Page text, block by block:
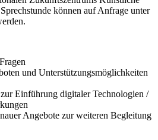
können auf Anfrage unter
und Unterstützungsmöglichkeiten
Einführung digitaler Technologien /
Angebote zur weiteren Begleitung